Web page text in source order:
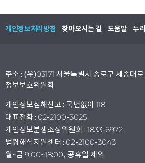
개인정보처리방침 찾아오시는 길 도움말 누
주소 : (우)03171 서울특별시 종로구 세종대
정보보호위원회
개인정보침해신고 : 국번없이 118
대표전화 : 02-2100-3025
개인정보분쟁조정위원회 : 1833-6972
법령해석지원센터 : 02-2100-3043
월~금 9:00~18:00, 공휴일 제외